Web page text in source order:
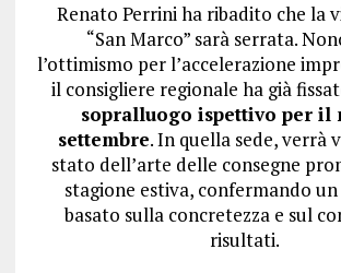
Renato Perrini ha ribadito che la
“San Marco” sarà serrata.
l’ottimismo per l’accelerazione
il consigliere regionale ha già
sopralluogo ispettivo per il
settembre. In quella sede, verrà
stato dell’arte delle consegne
stagione estiva, confermando
basato sulla concretezza e sul
risultati.